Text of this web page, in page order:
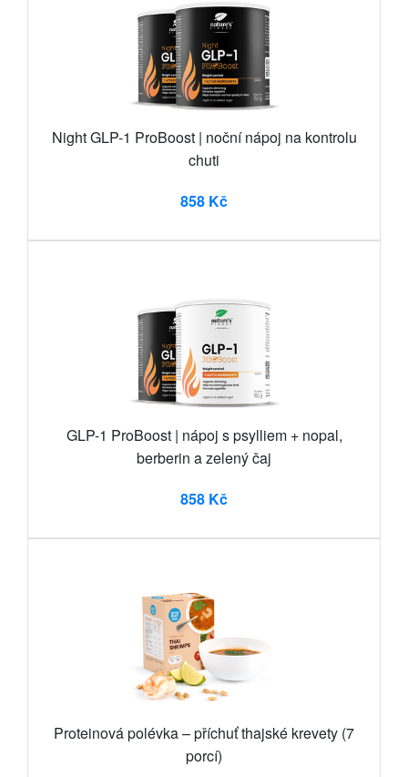
Night GLP-1 ProBoost | noční nápoj na kontrolu
chuti
858 Kč
GLP-1 ProBoost | nápoj s psylliem + nopal,
berberin a zelený čaj
858 Kč
Proteinová polévka – příchuť thajské krevety (7
porcí)